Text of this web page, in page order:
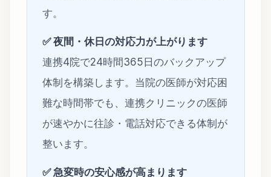
す。
✅ 夜間・休日の対応力が上がります
連携4院で24時間365日のバックアップ
体制を構築します。当院の医師が対応困
難な時間帯でも、連携クリニックの医師
が速やかに往診・電話対応できる体制が
整います。
✅ 急変時の安心感が高まります